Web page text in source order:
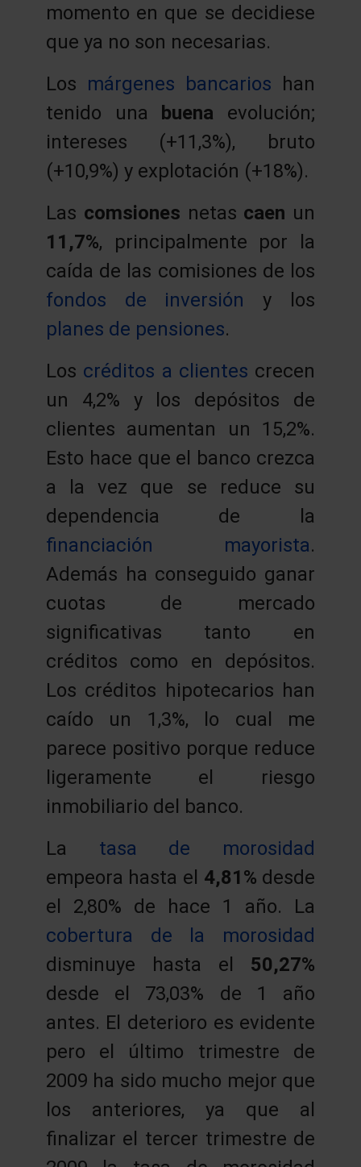
momento en que se decidiese
que ya no son necesarias.
Los márgenes bancarios han
tenido una buena evolución;
intereses (+11,3%), bruto
(+10,9%) y explotación (+18%).
Las comsiones netas caen un
11,7%, principalmente por la
caída de las comisiones de los
fondos de inversión y los
planes de pensiones.
Los créditos a clientes crecen
un 4,2% y los depósitos de
clientes aumentan un 15,2%.
Esto hace que el banco crezca
a la vez que se reduce su
dependencia de la
financiación mayorista.
Además ha conseguido ganar
cuotas de mercado
significativas tanto en
créditos como en depósitos.
Los créditos hipotecarios han
caído un 1,3%, lo cual me
parece positivo porque reduce
ligeramente el riesgo
inmobiliario del banco.
La tasa de morosidad
empeora hasta el 4,81% desde
el 2,80% de hace 1 año. La
cobertura de la morosidad
disminuye hasta el 50,27%
desde el 73,03% de 1 año
antes. El deterioro es evidente
pero el último trimestre de
2009 ha sido mucho mejor que
los anteriores, ya que al
finalizar el tercer trimestre de